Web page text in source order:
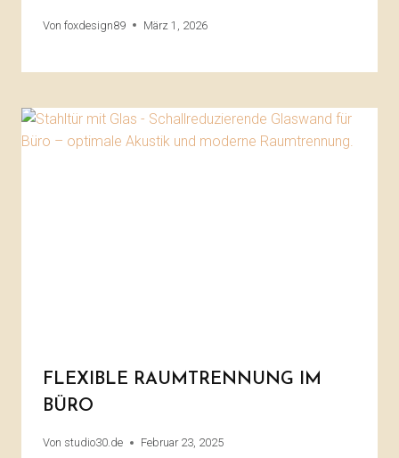
Von foxdesign89 März 1, 2026
FLEXIBLE RAUMTRENNUNG IM
BÜRO
Von studio30.de Februar 23, 2025